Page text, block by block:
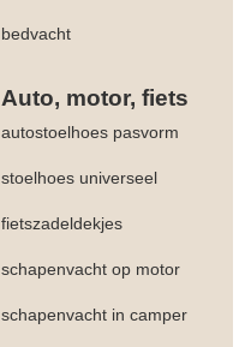
bedvacht
Auto, motor, fiets
autostoelhoes pasvorm
stoelhoes universeel
fietszadeldekjes
schapenvacht op motor
schapenvacht in camper